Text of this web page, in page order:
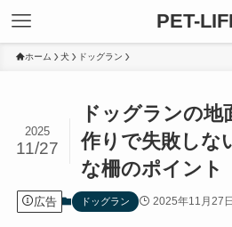
PET-
ホーム 犬 ドッグラン
ドッグランの
作りで失敗しな
な柵のポイント
2025
11/27
広告 ドッグラン 2025年11月27日